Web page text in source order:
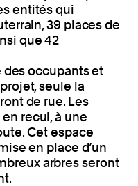
entités qui
39 places de
que 42
des occupants et
seule la
de rue. Les
recul, à une
Cet espace
en place d’un
arbres seront